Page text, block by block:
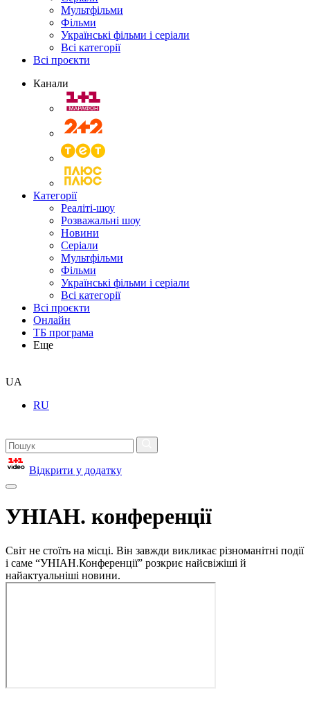
Мультфільми
Фільми
Українські фільми і серіали
Всі категорії
Всі проєкти
Канали
Категорії
Реаліті-шоу
Розважальні шоу
Новини
Серіали
Мультфільми
Фільми
Українські фільми і серіали
Всі категорії
Всі проєкти
Онлайн
ТБ програма
Еще
UA
RU
Відкрити у додатку
УНІАН. конференції
Світ не стоїть на місці. Він завжди викликає різноманітні події
і саме “УНІАН.Конференції” розкриє найсвіжіші й
найактуальніші новини.